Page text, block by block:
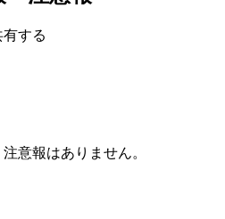
する
意報はありません。